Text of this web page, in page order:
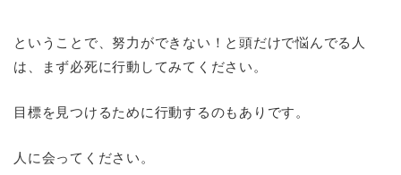
ということで、努力ができない！と頭だけで悩んでる人
は、まず必死に行動してみてください。
目標を見つけるために行動するのもありです。
人に会ってください。